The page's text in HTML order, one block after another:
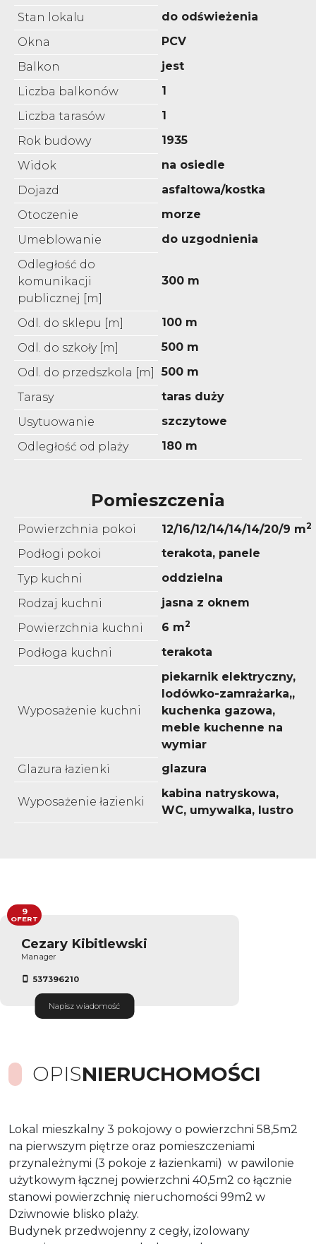
Stan lokalu
do odświeżenia
Okna
PCV
Balkon
jest
Liczba balkonów
1
Liczba tarasów
1
Rok budowy
1935
Widok
na osiedle
Dojazd
asfaltowa/kostka
Otoczenie
morze
Umeblowanie
do uzgodnienia
Odległość do
komunikacji
publicznej [m]
300 m
Odl. do sklepu [m]
100 m
Odl. do szkoły [m]
500 m
Odl. do przedszkola [m]
500 m
Tarasy
taras duży
Usytuowanie
szczytowe
Odległość od plaży
180 m
Pomieszczenia
Powierzchnia pokoi 12/16/12/14/14/14/20/9 m2
Podłogi pokoi
terakota, panele
Typ kuchni
oddzielna
Rodzaj kuchni
jasna z oknem
Powierzchnia kuchni
6 m2
Podłoga kuchni terakota
Wyposażenie kuchni
piekarnik elektryczny,
lodówko-zamrażarka,,
kuchenka gazowa,
meble kuchenne na
wymiar
Glazura łazienki
glazura
Wyposażenie łazienki
kabina natryskowa,
WC, umywalka, lustro
Cezary Kibitlewski
Manager
537396210
Napisz wiadomość
9
OFERT
OPISNIERUCHOMOŚCI
Lokal mieszkalny 3 pokojowy o powierzchni 58,5m2
na pierwszym piętrze oraz pomieszczeniami
przynależnymi (3 pokoje z łazienkami) w pawilonie
użytkowym łącznej powierzchni 40,5m2 co łącznie
stanowi powierzchnię nieruchomości 99m2 w
Dziwnowie blisko plaży.
Budynek przedwojenny z cegły, izolowany